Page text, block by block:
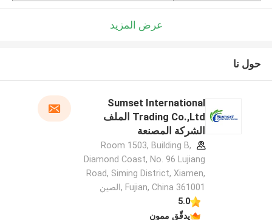
عرض المزيد
حول نا
Sumset International
Trading Co.,Ltd الملف
الشركة المصنعة
Room 1503, Building B,
Diamond Coast, No. 96 Lujiang
Road, Siming District, Xiamen,
Fujian, China 361001 ,الصين
5.0
يدقّق ممون